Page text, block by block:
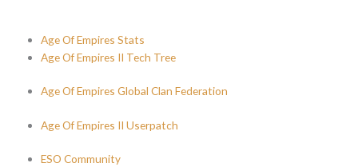
Age Of Empires Stats
Age Of Empires II Tech Tree
Age Of Empires Global Clan Federation
Age Of Empires II Userpatch
ESO Community